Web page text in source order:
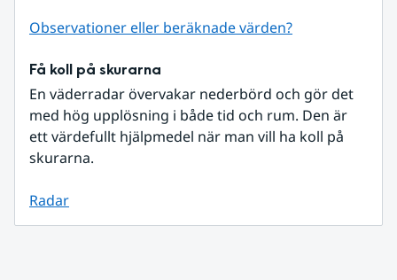
Observationer eller beräknade värden?
Få koll på skurarna
En väderradar övervakar nederbörd och gör det
med hög upplösning i både tid och rum. Den är
ett värdefullt hjälpmedel när man vill ha koll på
skurarna.
Radar